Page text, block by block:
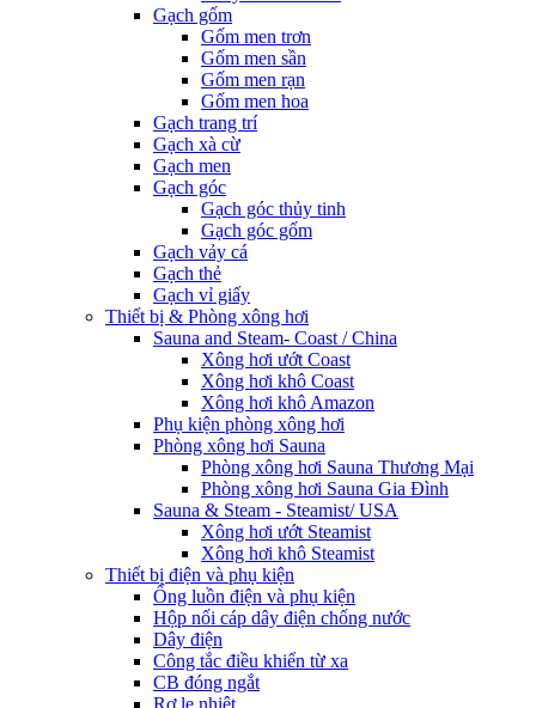
Gạch gốm
Gốm men trơn
Gốm men sần
Gốm men rạn
Gốm men hoa
Gạch trang trí
Gạch xà cừ
Gạch men
Gạch góc
Gạch góc thủy tinh
Gạch góc gốm
Gạch vảy cá
Gạch thẻ
Gạch vỉ giấy
Thiết bị & Phòng xông hơi
Sauna and Steam- Coast / China
Xông hơi ướt Coast
Xông hơi khô Coast
Xông hơi khô Amazon
Phụ kiện phòng xông hơi
Phòng xông hơi Sauna
Phòng xông hơi Sauna Thương Mại
Phòng xông hơi Sauna Gia Đình
Sauna & Steam - Steamist/ USA
Xông hơi ướt Steamist
Xông hơi khô Steamist
Thiết bị điện và phụ kiện
Ống luồn điện và phụ kiện
Hộp nối cáp dây điện chống nước
Dây điện
Công tắc điều khiển từ xa
CB đóng ngắt
Rơ le nhiệt